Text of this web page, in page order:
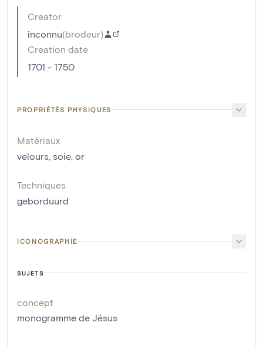
Creator
inconnu(brodeur)
Creation date
1701 - 1750
PROPRIÉTÉS PHYSIQUES
Matériaux
velours, soie, or
Techniques
geborduurd
ICONOGRAPHIE
SUJETS
concept
monogramme de Jésus